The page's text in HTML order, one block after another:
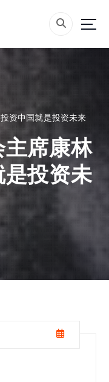
资中国就是投资未来
席康林
投资未